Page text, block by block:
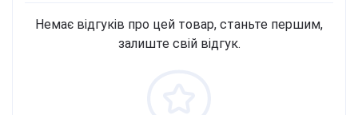
Немає відгуків про цей товар, станьте першим,
залиште свій відгук.